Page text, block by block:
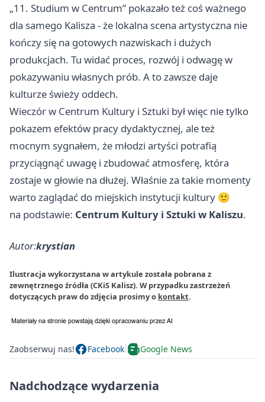
„11. Studium w Centrum” pokazało też coś ważnego
dla samego Kalisza - że lokalna scena artystyczna nie
kończy się na gotowych nazwiskach i dużych
produkcjach. Tu widać proces, rozwój i odwagę w
pokazywaniu własnych prób. A to zawsze daje
kulturze świeży oddech.
Wieczór w Centrum Kultury i Sztuki był więc nie tylko
pokazem efektów pracy dydaktycznej, ale też
mocnym sygnałem, że młodzi artyści potrafią
przyciągnąć uwagę i zbudować atmosferę, która
zostaje w głowie na dłużej. Właśnie za takie momenty
warto zaglądać do miejskich instytucji kultury 🙂
na podstawie: Centrum Kultury i Sztuki w Kaliszu.
Autor:krystian
Ilustracja wykorzystana w artykule została pobrana z
zewnętrznego źródła (CKiS Kalisz). W przypadku zastrzeżeń
dotyczących praw do zdjęcia prosimy o kontakt.
Zaobserwuj nas! Facebook Google News
Nadchodzące wydarzenia